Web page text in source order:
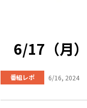
6/17（月
番組レポ 6/16, 2024